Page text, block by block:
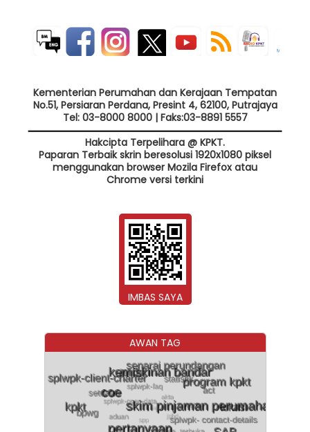
Kementerian Perumahan dan Kerajaan Tempatan
No.51, Persiaran Perdana, Presint 4, 62100, Putrajaya
Tel: 03-8000 8000 | Faks:03-8891 5557
Hakcipta Terpelihara @ KPKT.
Paparan Terbaik skrin beresolusi 1920x1080 piksel
menggunakan browser Mozila Firefox atau
Chrome versi terkini
IMBAS SAYA
AWAN TAG